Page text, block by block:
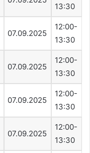
13:30
07.09.2025
12:00-
13:30
07.09.2025
12:00-
13:30
07.09.2025
12:00-
13:30
07.09.2025
12:00-
13:30